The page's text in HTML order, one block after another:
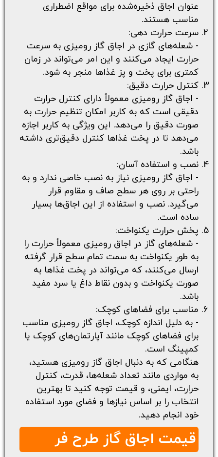
عنوان اجاق ذخیره‌شده برای مواقع اضطراری
مناسب هستند.
سرعت حرارت دهی:
- شعله‌های گازی در اجاق گاز رومیزی به سرعت
حرارت ایجاد می‌کنند و این امر می‌تواند در زمان
کمتری برای پخت و پز غذاها منجر به شود.
کنترل حرارت دقیق:
- اجاق گاز رومیزی معمولاً دارای کنترل حرارت
دقیقی است که به کاربر امکان تنظیم حرارت به
صورت دقیق را می‌دهد. این ویژگی به کاربر اجازه
می‌دهد تا در پخت غذاها کنترل دقیق‌تری داشته
باشد.
نصب و استفاده آسان:
- اجاق گاز رومیزی نیاز به نصب خاصی ندارد و به
راحتی بر روی هر سطح صاف و مقاوم قرار
می‌گیرد. نصب و استفاده از این اجاق‌ها بسیار
ساده است.
پخش حرارت یکنواخت:
- شعله‌های گاز در اجاق رومیزی معمولاً حرارت را
به طور یکنواخت به سمت تمام سطح قرار گرفته
ارسال می‌کنند، که می‌تواند در پخت غذاها به
صورت یکنواخت و بدون نقاط داغ یا سرد مفید
باشد.
مناسب برای فضاهای کوچک:
- به دلیل اندازه کوچک، اجاق گاز رومیزی مناسب
برای فضاهای کوچک مانند آپارتمان‌های کوچک یا
کمپینگ است.
هنگامی که به دنبال اجاق گاز رومیزی هستید،
به مواردی مانند تعداد شعله‌ها، قدرت، کنترل
حرارت، ایمنی، و قیمت توجه کنید تا بهترین
انتخاب را بر اساس نیازها و فضای مورد استفاده
خود انجام دهید.
قیمت اجاق گاز طرح فر